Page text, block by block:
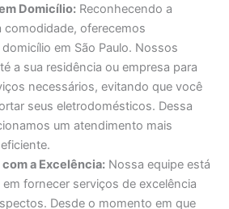
Domicílio: Reconhecendo a
comodidade, oferecemos
em São Paulo. Nossos
a sua residência ou empresa para
necessários, evitando que você
seus eletrodomésticos. Dessa
um atendimento mais
a Excelência: Nossa equipe está
fornecer serviços de excelência
Desde o momento em que